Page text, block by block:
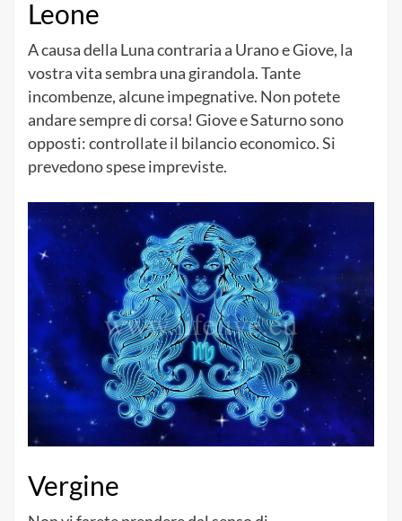
Leone
A causa della Luna contraria a Urano e Giove, la
vostra vita sembra una girandola. Tante
incombenze, alcune impegnative. Non potete
andare sempre di corsa! Giove e Saturno sono
opposti: controllate il bilancio economico. Si
prevedono spese impreviste.
Vergine